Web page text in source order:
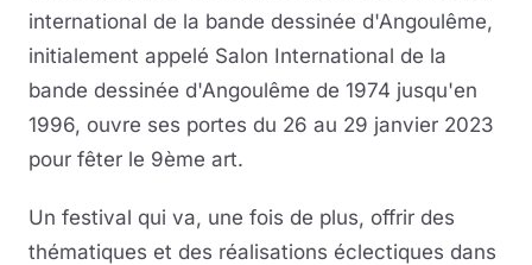
international de la bande dessinée d'Angoulême,
initialement appelé Salon International de la
bande dessinée d'Angoulême de 1974 jusqu'en
1996, ouvre ses portes du 26 au 29 janvier 2023
pour fêter le 9ème art.
Un festival qui va, une fois de plus, offrir des
thématiques et des réalisations éclectiques dans